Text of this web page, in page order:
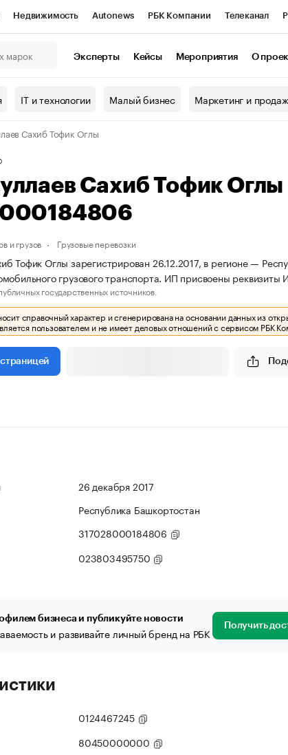
Недвижимость Autonews РБК Компании Телеканал
контрагентов
Эксперты Кейсы Мероприятия О
IT и технологии Малый бизнес Маркетинг и
Сахиб Тофик Оглы
Сахиб Тофик
и грузов Грузовые перевозки
Тофик Оглы зарегистрирован 26.12.2017, в регионе —
грузового транспорта. ИП присвоены
государственных источников.
справочный характер и сгенерирована на основании данных из
пользователем и не имеет деловых отношений с сервисом РБК
26 декабря 2017
Республика Башкортостан
317028000184806
023803495750
бизнеса и публикуйте новости
и развивайте личный бренд на РБК Получить
0124467245
80450000000